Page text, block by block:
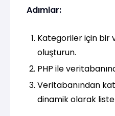
Adımlar:
Kategoriler için bir
oluşturun.
PHP ile
Veritabanından
dinamik olarak